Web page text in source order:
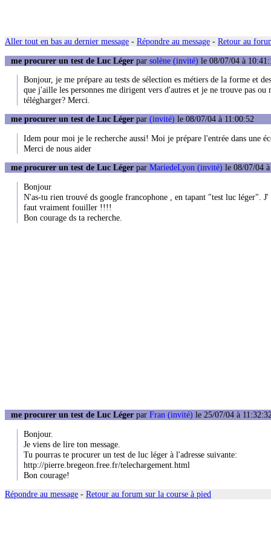
Aller tout en bas au dernier message - Répondre au message - Retour au
me procurer un test de Luc Léger par solène (invité) le 08/07/04 à
Bonjour, je me prépare au tests de sélection es métiers de la forme et
que j'aille les personnes me dirigent vers d'autres et je ne trouve pas
télégharger? Merci.
me procurer un test de Luc Léger par (invité) le 08/07/04 à 11:00:52
Idem pour moi je le recherche aussi! Moi je prépare l'entrée dans une
Merci de nous aider
me procurer un test de Luc Léger par MariedeLyon (invité) le 08/07/04
Bonjour
N'as-tu rien trouvé ds google francophone , en tapant "test luc léger".
faut vraiment fouiller !!!!
Bon courage ds ta recherche.
me procurer un test de Luc Léger par Fran (invité) le 25/07/04 à
Bonjour.
Je viens de lire ton message.
Tu pourras te procurer un test de luc léger à l'adresse suivante:
http://pierre.bregeon.free.fr/telechargement.html
Bon courage!
Répondre au message - Retour au forum sur la course à pied